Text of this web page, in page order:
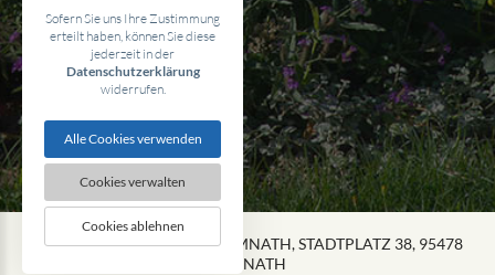
2026 COPYRIGHT STADT KEMNATH, STADTPLATZ 38, 95478
KEMNATH
Sofern Sie uns Ihre Zustimmung
erteilt haben, können Sie diese
jederzeit in der
Datenschutzerklärung
widerrufen.
Alle Cookies verwenden
Cookies verwalten
Cookies ablehnen